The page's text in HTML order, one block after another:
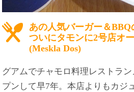
あの人気バーガー＆BBQ
ついにタモンに2号店オ
(Meskla Dos)
グアムでチャモロ料理レストラ
プンして早7年。本店よりもカジ